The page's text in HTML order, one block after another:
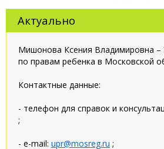
Актуально
Мишонова Ксения Владимировна
по правам ребенка в Московской
Контактные данные:
- телефон для справок и
;
- e-mail: upr@mosreg.ru ;